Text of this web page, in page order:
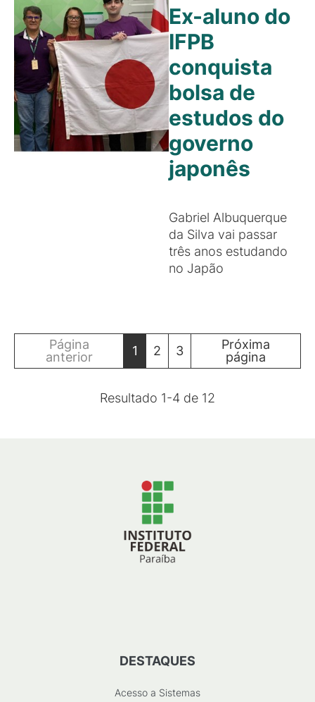
Ex-aluno do
IFPB
conquista
bolsa de
estudos do
governo
japonês
Gabriel Albuquerque
da Silva vai passar
três anos estudando
no Japão
Página
anterior
1 2 3
Próxima
página
Resultado 1-4 de 12
DESTAQUES
Acesso a Sistemas